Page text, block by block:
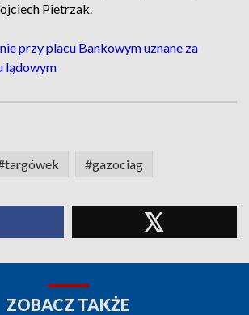
Pietrzak.
przy placu Bankowym uznane za
lądowym
#gazociag
ZOBACZ TAKŻE